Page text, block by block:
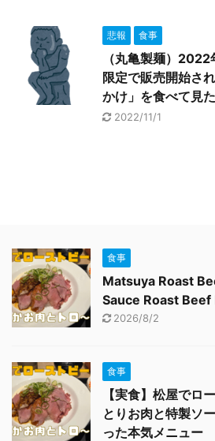
悲報 食事
（丸亀製麺）
限定で販売開始さ
かけ」を食べて見た
2022/11/1
食事
Matsuya Roast
Sauce Roast
2026/8/2
食事
【実食】松屋でロ
とりお肉と特製ソ
った本気メニュー